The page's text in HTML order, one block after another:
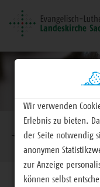
EVLKS - engagiert
Wir verwenden
Erlebnis zu bieten.
der Seite notwendig
anonymen
zur Anzeige
können selbst